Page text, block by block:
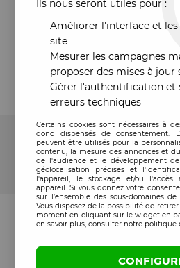
Tiroir sim iPad Pro 9.7
silver/argent
Compatible
Nappe flex test ecran iPad
(A1673/A1674/A1675)
Prix : Veuillez vous connecter
15 articles
Ils nous seront utiles pour :
Améliorer l'interface et
site
Mesurer les campagnes
proposer des mises à
Gérer l'authentification et
erreurs techniques
Certains cookies sont nécessaires à
donc dispensés de consentement.
peuvent être utilisés pour la
contenu, la mesure des annonces et
de l'audience et le développement
géolocalisation précises et
l'appareil, le stockage et/ou
appareil. Si vous donnez votre
sur l’ensemble des sous-domaines de
Vous disposez de la possibilité de
moment en cliquant sur le widget en
en savoir plus, consulter notre politique